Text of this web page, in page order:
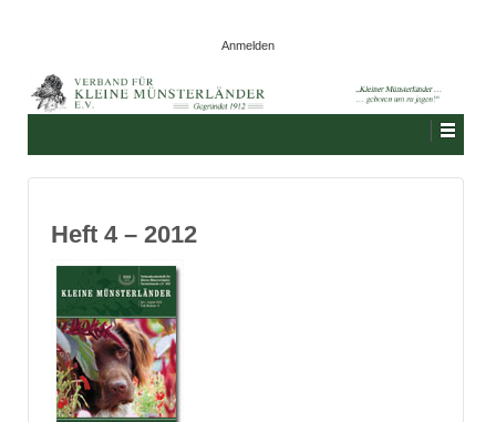
Anmelden
Heft 4 – 2012